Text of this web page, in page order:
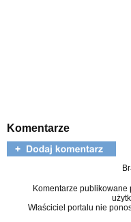
Komentarze
Komentarze publikowane
Właściciel portalu nie